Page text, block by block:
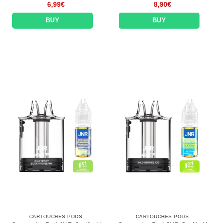
6,99€
BUY
8,90€
BUY
CARTOUCHES PODS CARTOUCHES PODS